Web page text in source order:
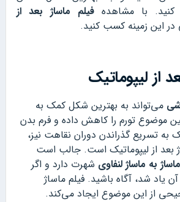
کنید. با مشاهده فیلم ماساژ بعد از
در این زمینه کسب کنید.
از لیپوماتیک
می‌تواند به بهترین شکل کمک به
موضوع تورم را کاهش داده و فرم بدن
به تسریع گذراندن دوران نقاهت نیز،
بعد از لیپوماتیک است. جالب است
ماساژ به ماساژ لنفاوی شهرت دارد و اگر
یاد شد، آگاه باشید. فیلم ماساژ
از این موضوع ایجاد می‌کند.